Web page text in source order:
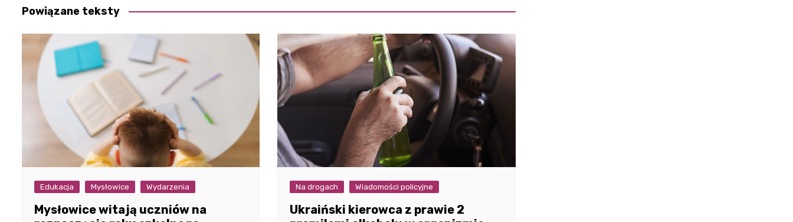
Powiązane teksty
Edukacja Mysłowice Wydarzenia
Mysłowice witają uczniów na
Na drogach Wiadomości policyjne
Ukraiński kierowca z prawie 2